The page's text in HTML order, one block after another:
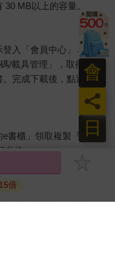
MB以上的容量。
登入「會員中心」→「我
/載具管理」，取得通行
完成下載後，點選任一
書櫃」領取複製『兌換
兌換。
子書僅能以金石堂專屬
讀器或直接下載檔案。
倍
日
員
會